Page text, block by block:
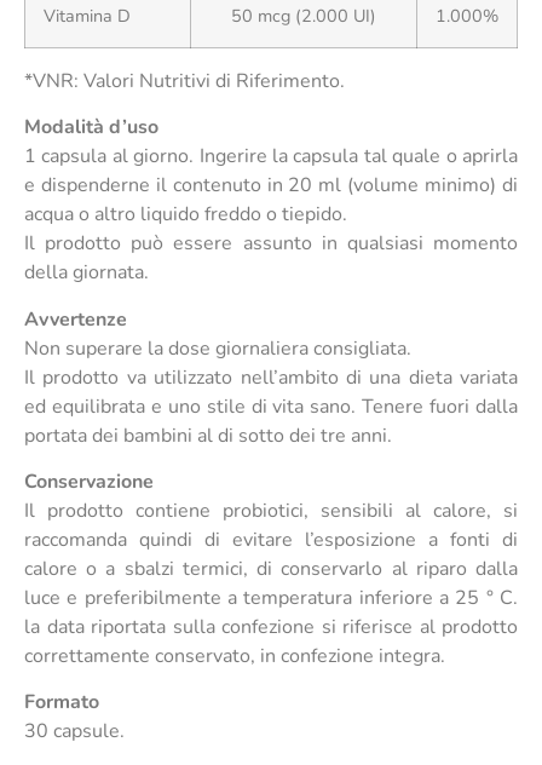
Vitamina D 50 mcg (2.000 UI) 1.000%
*VNR: Valori Nutritivi di Riferimento.
Modalità d’uso
1 capsula al giorno. Ingerire la capsula tal quale o aprirla
e dispenderne il contenuto in 20 ml (volume minimo) di
acqua o altro liquido freddo o tiepido.
Il prodotto può essere assunto in qualsiasi momento
della giornata.
Avvertenze
Non superare la dose giornaliera consigliata.
Il prodotto va utilizzato nell’ambito di una dieta variata
ed equilibrata e uno stile di vita sano. Tenere fuori dalla
portata dei bambini al di sotto dei tre anni.
Conservazione
Il prodotto contiene probiotici, sensibili al calore, si
raccomanda quindi di evitare l’esposizione a fonti di
calore o a sbalzi termici, di conservarlo al riparo dalla
luce e preferibilmente a temperatura inferiore a 25 ° C.
la data riportata sulla confezione si riferisce al prodotto
correttamente conservato, in confezione integra.
Formato
30 capsule.